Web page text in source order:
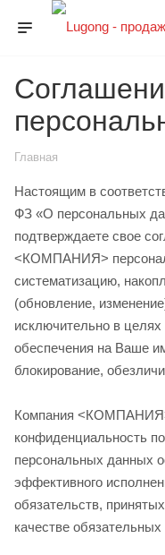
Главная
Настоящим в
ФЗ «О персональных
подтверждаете свое
<КОМПАНИЯ>
систематизацию,
(обновление,
исключительно в
обеспечения на Ваше
блокирование,
Компания <КОМПАНИЯ>
конфиденциальность
персональных данных
эффективного
обязательств,
качестве